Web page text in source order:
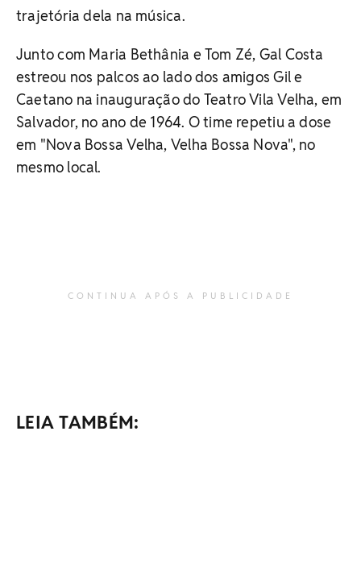
trajetória dela na música.
Junto com Maria Bethânia e Tom Zé, Gal Costa
estreou nos palcos ao lado dos amigos Gil e
Caetano na inauguração do Teatro Vila Velha, em
Salvador, no ano de 1964. O time repetiu a dose
em "Nova Bossa Velha, Velha Bossa Nova", no
mesmo local.
CONTINUA APÓS A PUBLICIDADE
LEIA TAMBÉM: